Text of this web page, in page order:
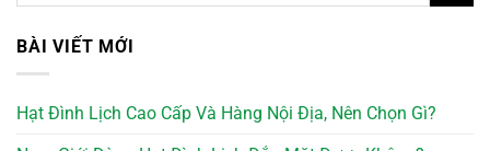
BÀI VIẾT MỚI
Hạt Đình Lịch Cao Cấp Và Hàng Nội Địa, Nên Chọn Gì?